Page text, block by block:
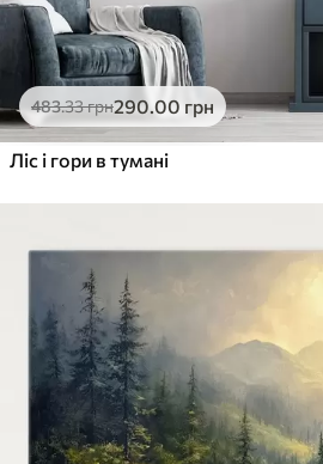
483.33грн290.00 грн
Ліс і гори в тумані